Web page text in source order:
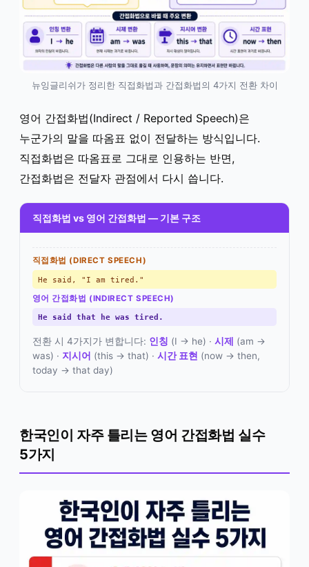
뉴잉글리쉬가 정리한 직접화법과 간접화법의 4가지 전환 차이
영어 간접화법(Indirect / Reported Speech)은
누군가의 말을 따옴표 없이 전달하는 방식입니다.
직접화법은 따옴표로 그대로 인용하는 반면,
간접화법은 전달자 관점에서 다시 씁니다.
직접화법 vs 영어 간접화법 — 기본 구조
직접화법 (DIRECT SPEECH)
He said, "I am tired."
영어 간접화법 (INDIRECT SPEECH)
He said that he was tired.
전환 시 4가지가 변합니다: 인칭 (I → he) · 시제 (am →
was) · 지시어 (this → that) · 시간 표현 (now → then,
today → that day)
한국인이 자주 틀리는 영어 간접화법 실수
5가지